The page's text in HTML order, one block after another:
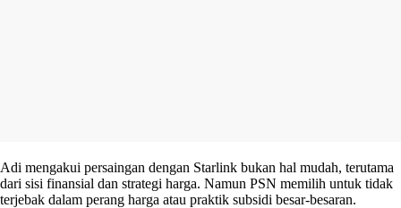
Adi mengakui persaingan dengan Starlink bukan hal mudah, terutama
dari sisi finansial dan strategi harga. Namun PSN memilih untuk tidak
terjebak dalam perang harga atau praktik subsidi besar-besaran.